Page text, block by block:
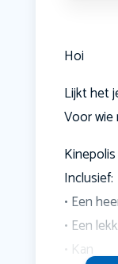
Hoi
Lijkt het
Voor wie
Inclusief:
• Een
• Een
• Kan